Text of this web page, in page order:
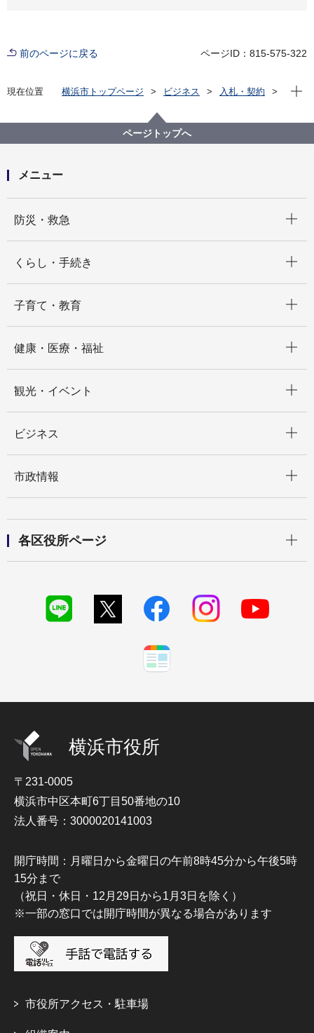
前のページに戻る ページID：815-575-322
現在位置 横浜市トップページ ビジネス
入札・契約
【入札結果掲載】【公募型指名競争入札】令和５年度
高等学校ＩＣＴ支援員派遣業務委託
現在
ページトップへ
メニュー
防災・救急
くらし・手続き
子育て・教育
健康・医療・福祉
観光・イベント
ビジネス
市政情報
各区役所ページ
横浜市役所
〒231-0005
横浜市中区本町6丁目50番地の10
法人番号：3000020141003
開庁時間：月曜日から金曜日の午前8時45分から午後5時
15分まで
（祝日・休日・12月29日から1月3日を除く）
※一部の窓口では開庁時間が異なる場合があります
市役所アクセス・駐車場